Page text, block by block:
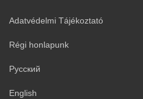
Adatvédelmi Tájékoztató
Régi honlapunk
Русский
English